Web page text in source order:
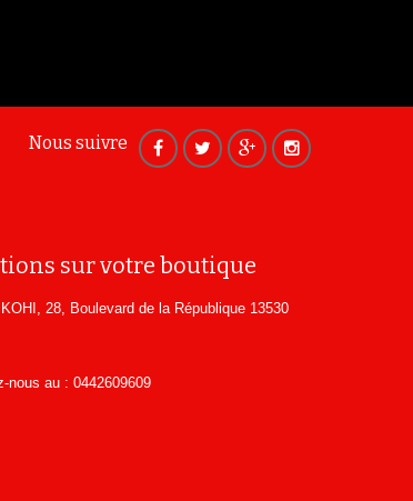
Nous suivre
sur votre boutique
28, Boulevard de la République 13530
nous au : 0442609609